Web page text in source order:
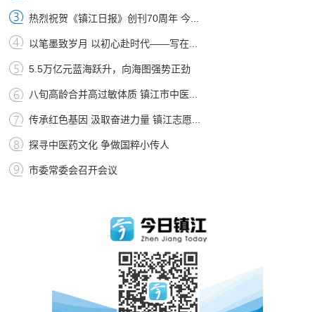
热烈祝贺《镇江日报》创刊70周年 今...
以笔墨致岁月 以初心赴时代——写在...
5.5万亿元蓝海跃升，向海图强势正劲
八旬高龄合并高过敏体质 镇江市中医...
传承红色基因 汲取奋进力量 镇江志愿...
探寻中医药文化 争做国粹小传人
市委常委会召开会议